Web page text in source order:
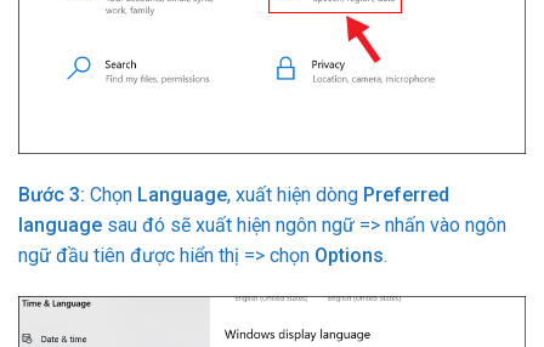
Bước 3: Chọn Language, xuất hiện dòng Preferred
language sau đó sẽ xuất hiện ngôn ngữ => nhấn vào ngôn
ngữ đầu tiên được hiển thị => chọn Options.